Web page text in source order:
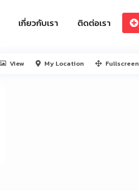
เกี่ยวกับเรา ติดต่อเรา
View My Location Fullscreen